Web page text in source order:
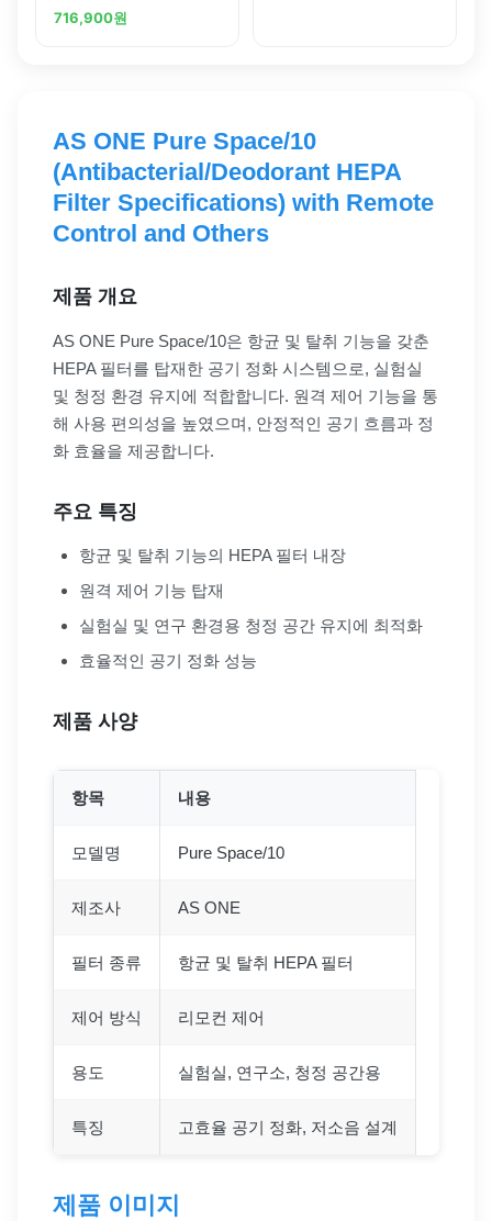
716,900원
AS ONE Pure Space/10
(Antibacterial/Deodorant HEPA
Filter Specifications) with Remote
Control and Others
제품 개요
AS ONE Pure Space/10은 항균 및 탈취 기능을 갖춘
HEPA 필터를 탑재한 공기 정화 시스템으로, 실험실
및 청정 환경 유지에 적합합니다. 원격 제어 기능을 통
해 사용 편의성을 높였으며, 안정적인 공기 흐름과 정
화 효율을 제공합니다.
주요 특징
항균 및 탈취 기능의 HEPA 필터 내장
원격 제어 기능 탑재
실험실 및 연구 환경용 청정 공간 유지에 최적화
효율적인 공기 정화 성능
제품 사양
항목 내용
모델명 Pure Space/10
제조사 AS ONE
필터 종류 항균 및 탈취 HEPA 필터
제어 방식 리모컨 제어
용도 실험실, 연구소, 청정 공간용
특징 고효율 공기 정화, 저소음 설계
제품 이미지